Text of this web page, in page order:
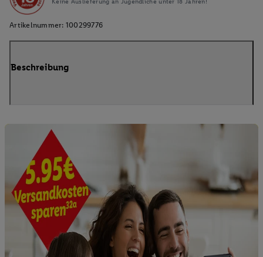
Keine Auslieferung an Jugendliche unter 18 Jahren!
Artikelnummer: 100299776
Beschreibung